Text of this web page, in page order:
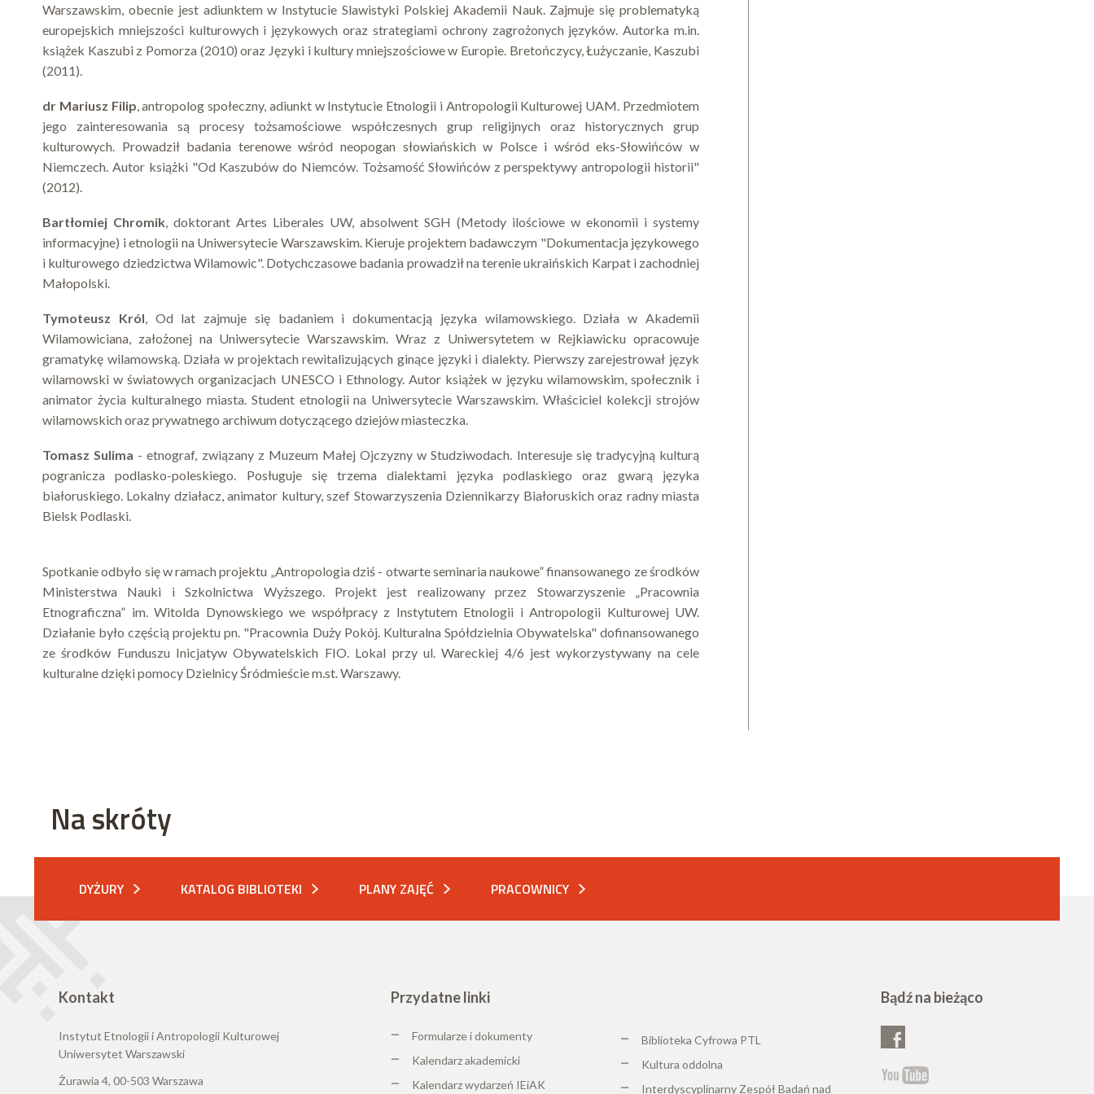
Warszawskim, obecnie jest adiunktem w Instytucie Slawistyki Polskiej Akademii Nauk. Zajmuje się problematyką
europejskich mniejszości kulturowych i językowych oraz strategiami ochrony zagrożonych języków. Autorka m.in.
książek Kaszubi z Pomorza (2010) oraz Języki i kultury mniejszościowe w Europie. Bretończycy, Łużyczanie, Kaszubi
(2011).
dr Mariusz Filip , antropolog społeczny, adiunkt w Instytucie Etnologii i Antropologii Kulturowej UAM. Przedmiotem
jego zainteresowania są procesy tożsamościowe współczesnych grup religijnych oraz historycznych grup
kulturowych. Prowadził badania terenowe wśród neopogan słowiańskich w Polsce i wśród eks-Słowińców w
Niemczech. Autor książki "Od Kaszubów do Niemców. Tożsamość Słowińców z perspektywy antropologii historii"
(2012).
Bartłomiej Chromik , doktorant Artes Liberales UW, absolwent SGH (Metody ilościowe w ekonomii i systemy
informacyjne) i etnologii na Uniwersytecie Warszawskim. Kieruje projektem badawczym "Dokumentacja językowego
i kulturowego dziedzictwa Wilamowic". Dotychczasowe badania prowadził na terenie ukraińskich Karpat i zachodniej
Małopolski.
Tymoteusz Król , Od lat zajmuje się badaniem i dokumentacją języka wilamowskiego. Działa w Akademii
Wilamowiciana, założonej na Uniwersytecie Warszawskim. Wraz z Uniwersytetem w Rejkiawicku opracowuje
gramatykę wilamowską. Działa w projektach rewitalizujących ginące języki i dialekty. Pierwszy zarejestrował język
wilamowski w światowych organizacjach UNESCO i Ethnology. Autor książek w języku wilamowskim, społecznik i
animator życia kulturalnego miasta. Student etnologii na Uniwersytecie Warszawskim. Właściciel kolekcji strojów
wilamowskich oraz prywatnego archiwum dotyczącego dziejów miasteczka.
Tomasz Sulima - etnograf, związany z Muzeum Małej Ojczyzny w Studziwodach. Interesuje się tradycyjną kulturą
pogranicza podlasko-poleskiego. Posługuje się trzema dialektami języka podlaskiego oraz gwarą języka
białoruskiego. Lokalny działacz, animator kultury, szef Stowarzyszenia Dziennikarzy Białoruskich oraz radny miasta
Bielsk Podlaski.
Spotkanie odbyło się w ramach projektu „Antropologia dziś - otwarte seminaria naukowe” finansowanego ze środków
Ministerstwa Nauki i Szkolnictwa Wyższego. Projekt jest realizowany przez Stowarzyszenie „Pracownia
Etnograficzna” im. Witolda Dynowskiego we współpracy z Instytutem Etnologii i Antropologii Kulturowej UW.
Działanie było częścią projektu pn. "Pracownia Duży Pokój. Kulturalna Spółdzielnia Obywatelska" dofinansowanego
ze środków Funduszu Inicjatyw Obywatelskich FIO. Lokal przy ul. Wareckiej 4/6 jest wykorzystywany na cele
kulturalne dzięki pomocy Dzielnicy Śródmieście m.st. Warszawy.
Na skróty
DYŻURY KATALOG BIBLIOTEKI PLANY ZAJĘĆ PRACOWNICY
Kontakt
Instytut Etnologii i Antropologii Kulturowej
Uniwersytet Warszawski
Żurawia 4, 00-503 Warszawa
Przydatne linki
Formularze i dokumenty
Kalendarz akademicki
Kalendarz wydarzeń IEiAK
Biblioteka Cyfrowa PTL
Kultura oddolna
Interdyscyplinarny Zespół Badań nad
Bądź na bieżąco